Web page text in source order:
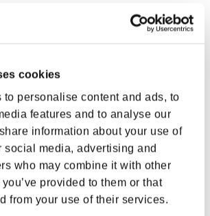
cookies
to personalise content and ads, to
features and to analyse our
information about your use of
social media, advertising and
who may combine it with other
provided to them or that
from your use of their services.
ogni 6 ore)